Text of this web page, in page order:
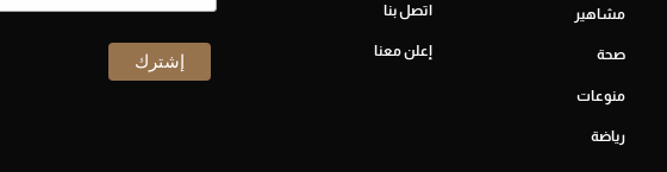
مشاهير
صحة
منوعات
رياضة
اتصل بنا
إعلن معنا